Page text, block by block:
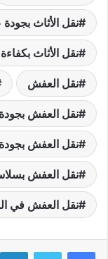
نقل الأثاث بجودة
نقل الأثاث
نقل العفش
نقل العفش
نقل العفش
نقل العفش
نقل العفش في